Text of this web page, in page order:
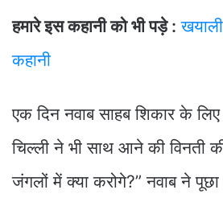
हमारे इस कहानी को भी पड़े :
कहानी
एक दिन नवाब साहब शिकार के
चिल्ली ने भी साथ आने की विनती
जंगलों में क्या करोगे?” नवाब ने